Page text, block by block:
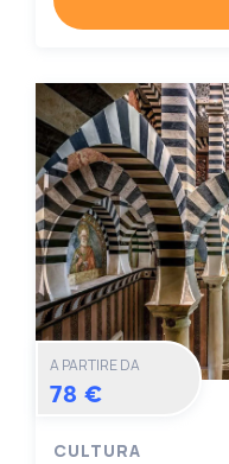
A PARTIRE DA
78 €
CULTURA